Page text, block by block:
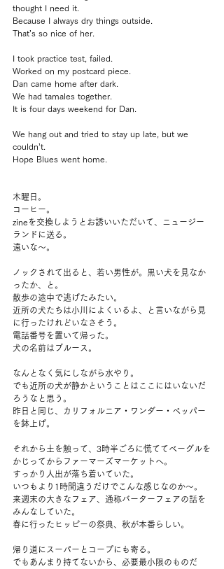
thought I need it.
Because I always dry things outside.
That’s so nice of her.
I took practice test, failed.
Worked on my postcard piece.
Dan came home after dark.
We had tamales together.
It is four days weekend for Dan.
We hang out and tried to stay up late, but we
couldn’t.
Hope Blues went home.
木曜日。
コーヒー。
zineを交換しようとお誘いいただいて、ニュージー
ランドに送る。
遠いな～。
ノックされて出ると、若い男性が。黒い犬を見なか
ったか、と。
散歩の途中で逃げたみたい。
近所の犬たちは小川によくいるよ、と言いながら見
に行ったけれどいなさそう。
電話番号を置いて帰った。
犬の名前はブルース。
なんとなく気にしながら水やり。
でも近所の犬が静かということはここにはいないだ
ろうなと思う。
昨日と同じ、カリフォルニア・ワンダー・ペッパー
を鉢上げ。
それから土を触って、3時半ごろに慌ててベーグルを
かじってからファーマーズマーケットへ。
すっかり人出が落ち着いていた。
いつもより1時間違うだけでこんな感じなのか～。
来週末の大きなフェア、通称バーターフェアの話を
みんなしていた。
春に行ったヒッピーの祭典、秋が本番らしい。
帰り道にスーパーとコープにも寄る。
でもあんまり持てないから、必要最小限のものだ